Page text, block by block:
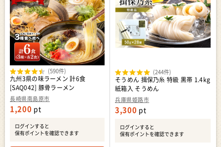
長崎県南島原市
九州3県の味ラーメン 計6食
[SAQ042] 豚骨ラーメン
(590件)
1,200 pt
ログインすると
保有ポイントを確認できます
兵庫県姫路市
そうめん 揖保乃糸 特級 黒帯 1.4kg
紙箱入 そうめん
(244件)
3,300 pt
ログインすると
保有ポイントを確認できます